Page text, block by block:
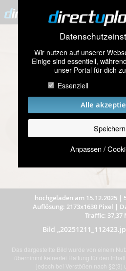
Wir nutzen auf unserer
Einige sind essentiell,
unser Portal für dich
Essenziell
Alle
Speichern
Anpassen /
hochgeladen am 15.12.2025|
Auflösung: 2173x1630 Pixel |
Traffic: 37,37
Bild
Das dargestellte Bild wurde von einem
übernimmt keinerlei Haftung für den
jedoch bei Verstößen nach §2(3)